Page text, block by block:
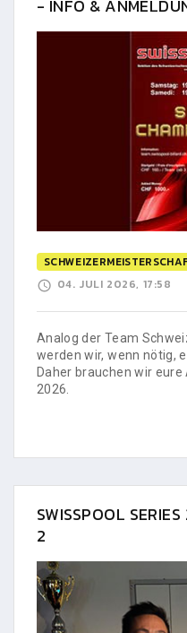
- INFO &
04. JULI 2026, 17:58
Analog der Team
werden wir, wenn nötig,
Daher brauchen wir
2026.
SWISSPOOL
2